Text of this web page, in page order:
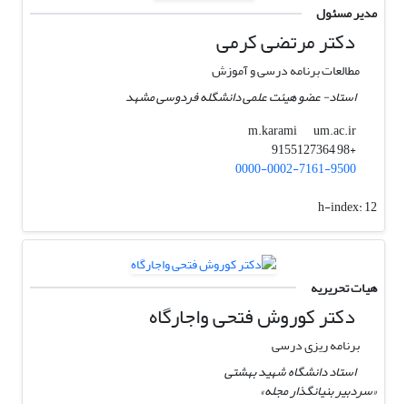
مدیر مسئول
دکتر مرتضی کرمی
مطالعات برنامه درسی و آموزش
استاد- عضو هیئت علمی دانشگله فردوسی مشهد
m.karami
um.ac.ir
+98 9155127364
0000-0002-7161-9500
h-index:12
هیات تحریریه
دکتر کوروش فتحی واجارگاه
برنامه ریزی درسی
استاد دانشگاه شهید بهشتی
«سردبیر بنیانگذار مجله»